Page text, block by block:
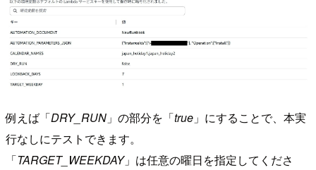
例えば「DRY_RUN 」の部分を「true 」にすることで、本実
行なしにテストできます。
「TARGET_WEEKDAY」は任意の曜日を指定してくださ